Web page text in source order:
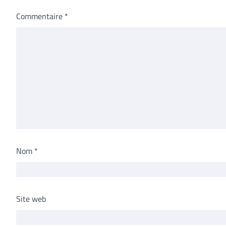
Commentaire *
Nom *
Site web